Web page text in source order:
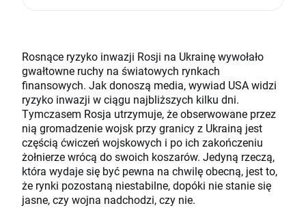
Rosnące ryzyko inwazji Rosji na Ukrainę wywołało
gwałtowne ruchy na światowych rynkach
finansowych. Jak donoszą media, wywiad USA widzi
ryzyko inwazji w ciągu najbliższych kilku dni.
Tymczasem Rosja utrzymuje, że obserwowane przez
nią gromadzenie wojsk przy granicy z Ukrainą jest
częścią ćwiczeń wojskowych i po ich zakończeniu
żołnierze wrócą do swoich koszarów. Jedyną rzeczą,
która wydaje się być pewna na chwilę obecną, jest to,
że rynki pozostaną niestabilne, dopóki nie stanie się
jasne, czy wojna nadchodzi, czy nie.